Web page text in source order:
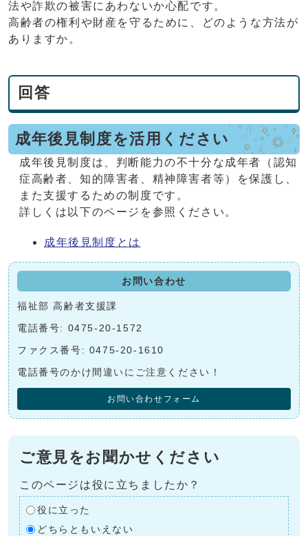
法や詐欺の被害にあわないか心配です。
高齢者の権利や財産を守るために、どのような方法が
ありますか。
回答
成年後見制度を活用ください
成年後見制度は、判断能力の不十分な成年者（認知
症高齢者、知的障害者、精神障害者等）を保護し、
また支援するための制度です。
詳しくは以下のページを参照ください。
成年後見制度とは
お問い合わせ
福祉部 高齢者支援課
電話番号: 0475-20-1572
ファクス番号: 0475-20-1610
電話番号のかけ間違いにご注意ください！
お問い合わせフォーム
ご意見をお聞かせください
このページは役に立ちましたか？
役に立った
どちらともいえない